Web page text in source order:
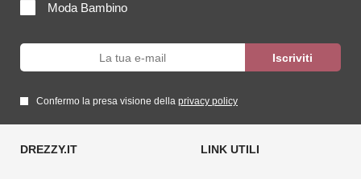
Moda Bambino
Confermo la presa visione della privacy policy